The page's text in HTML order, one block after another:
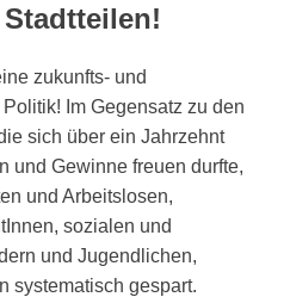
zukunfts- und
Im Gegensatz zu den
sich über ein Jahrzehnt
und Gewinne freuen durfte,
und Arbeitslosen,
sozialen und
und Jugendlichen,
systematisch gespart.